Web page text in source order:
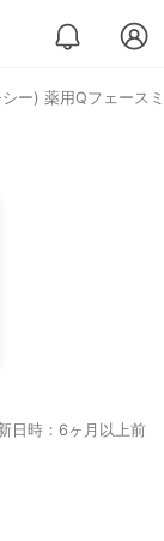
ー) 薬用Qフェース
日時：6ヶ月以上前